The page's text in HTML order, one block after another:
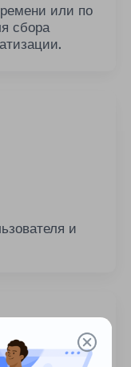
или по
сбора
и